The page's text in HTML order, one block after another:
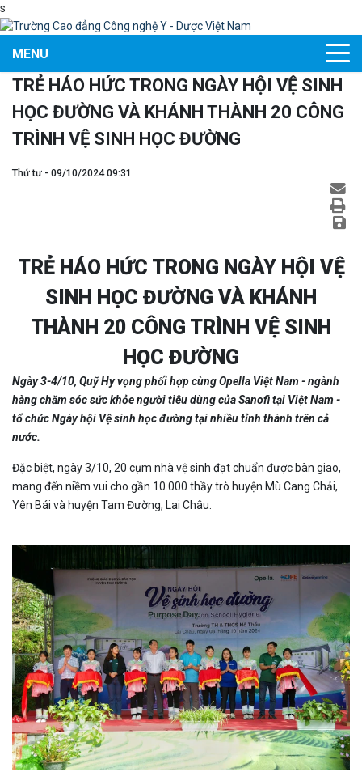
s
MENU
TRẺ HÁO HỨC TRONG NGÀY HỘI VỆ SINH
HỌC ĐƯỜNG VÀ KHÁNH THÀNH 20 CÔNG
TRÌNH VỆ SINH HỌC ĐƯỜNG
Thứ tư - 09/10/2024 09:31
TRẺ HÁO HỨC TRONG NGÀY HỘI VỆ
SINH HỌC ĐƯỜNG VÀ KHÁNH
THÀNH 20 CÔNG TRÌNH VỆ SINH
HỌC ĐƯỜNG
Ngày 3-4/10, Quỹ Hy vọng phối hợp cùng Opella Việt Nam - ngành
hàng chăm sóc sức khỏe người tiêu dùng của Sanofi tại Việt Nam -
tổ chức Ngày hội Vệ sinh học đường tại nhiều tỉnh thành trên cả
nước.
Đặc biệt, ngày 3/10, 20 cụm nhà vệ sinh đạt chuẩn được bàn giao,
mang đến niềm vui cho gần 10.000 thầy trò huyện Mù Cang Chải,
Yên Bái và huyện Tam Đường, Lai Châu.